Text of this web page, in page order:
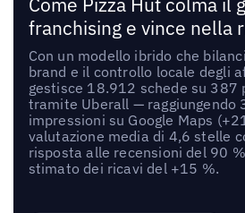
franchising e vince nella
Con un modello ibrido che
brand e il controllo locale degli
gestisce 18.912 schede su 387
tramite Uberall — raggiungendo
impressioni su Google Maps
valutazione media di 4,6 stelle
risposta alle recensioni del 90
stimato dei ricavi del +15 %.